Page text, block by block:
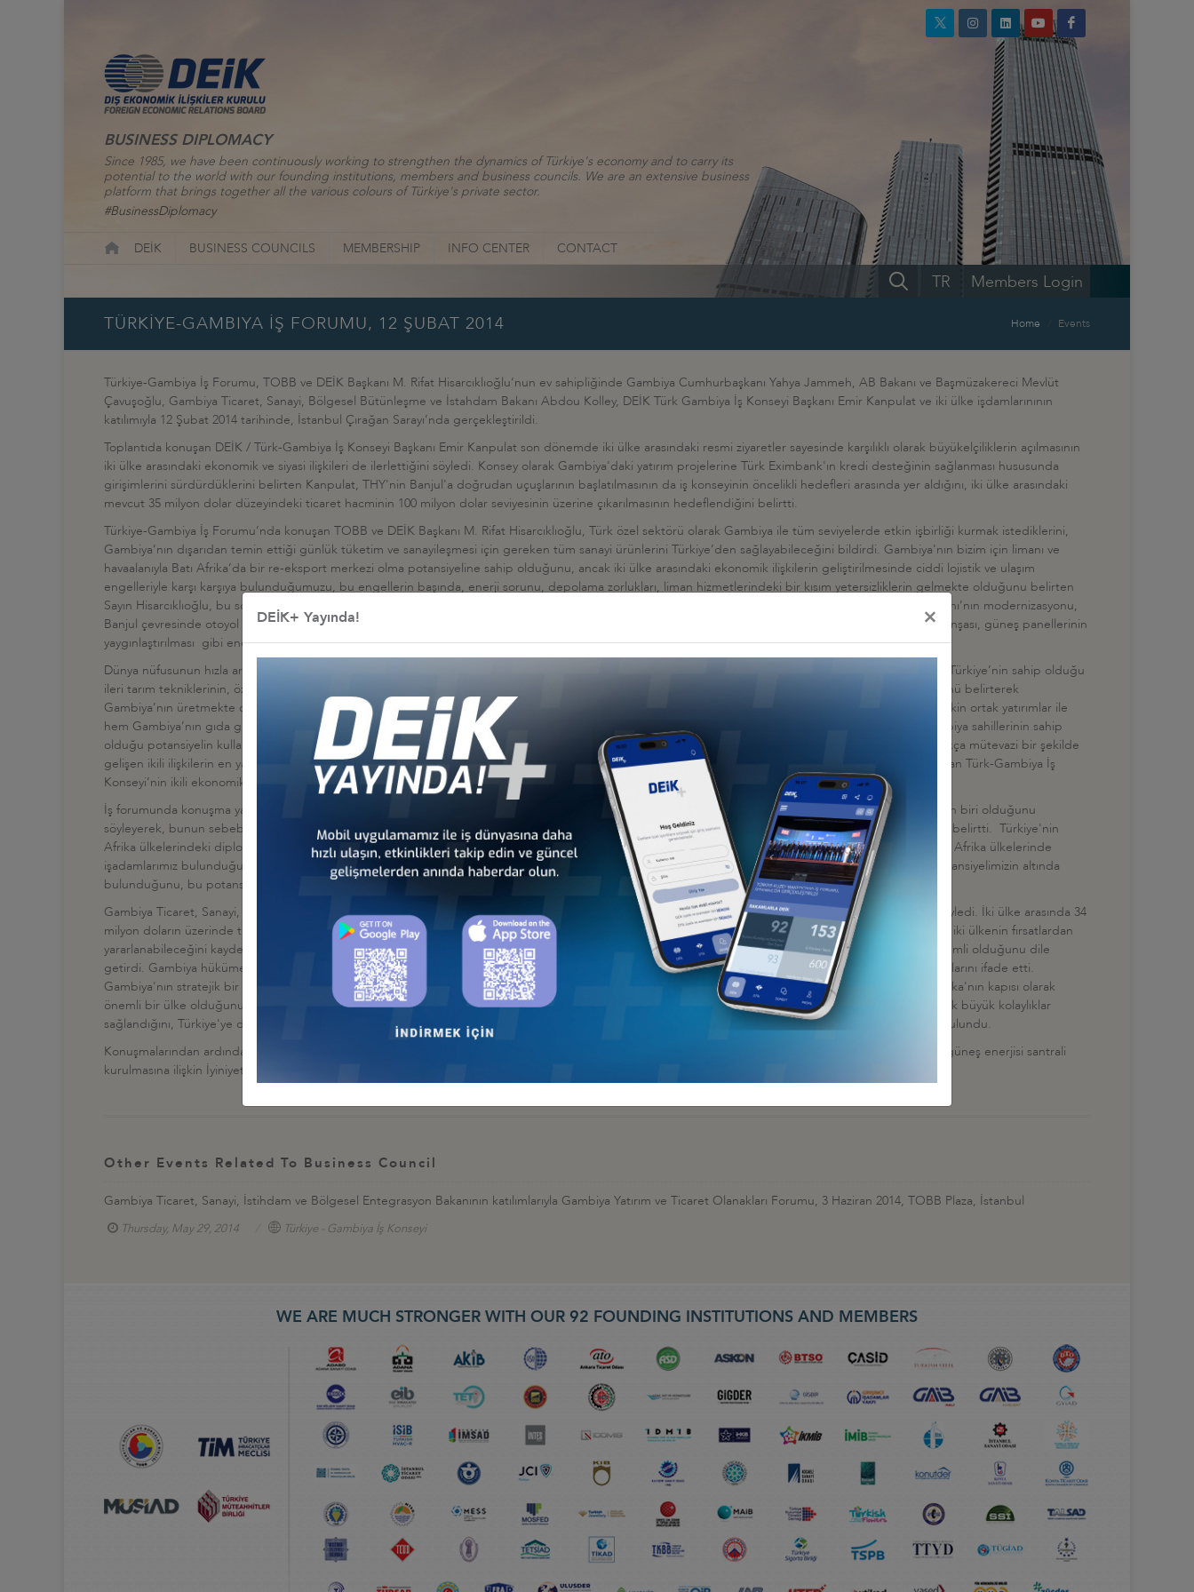
BUSINESS DIPLOMACY
Since 1985, we have been continuously working to strengthen the dynamics of Türkiye's economy and to carry its
potential to the world with our founding institutions, members and business councils. We are an extensive business
platform that brings together all the various colours of Türkiye's private sector.
#BusinessDiplomacy
DEİK BUSINESS COUNCILS MEMBERSHIP INFO CENTER CONTACT
Members Login
TR
TÜRKİYE-GAMBIYA İŞ FORUMU, 12 ŞUBAT 2014 Home Events
Türkiye-Gambiya İş Forumu, TOBB ve DEİK Başkanı M. Rifat Hisarcıklıoğlu’nun ev sahipliğinde Gambiya Cumhurbaşkanı Yahya Jammeh, AB Bakanı ve Başmüzakereci Mevlüt
Çavuşoğlu, Gambiya Ticaret, Sanayi, Bölgesel Bütünleşme ve İstahdam Bakanı Abdou Kolley, DEİK Türk Gambiya İş Konseyi Başkanı Emir Kanpulat ve iki ülke işdamlarınının
katılımıyla 12 Şubat 2014 tarihinde, İstanbul Çırağan Sarayı’nda gerçekleştirildi.
Toplantıda konuşan DEİK / Türk-Gambiya İş Konseyi Başkanı Emir Kanpulat son dönemde iki ülke arasındaki resmi ziyaretler sayesinde karşılıklı olarak büyükelçiliklerin açılmasının
iki ülke arasındaki ekonomik ve siyasi ilişkileri de ilerlettiğini söyledi. Konsey olarak Gambiya'daki yatırım projelerine Türk Eximbank'ın kredi desteğinin sağlanması hususunda
girişimlerini sürdürdüklerini belirten Kanpulat, THY'nin Banjul'a doğrudan uçuşlarının başlatılmasının da iş konseyinin öncelikli hedefleri arasında yer aldığını, iki ülke arasındaki
mevcut 35 milyon dolar düzeyindeki ticaret hacminin 100 milyon dolar seviyesinin üzerine çıkarılmasının hedeflendiğini belirtti.
Türkiye-Gambiya İş Forumu’nda konuşan TOBB ve DEİK Başkanı M. Rifat Hisarcıklıoğlu, Türk özel sektörü olarak Gambiya ile tüm seviyelerde etkin işbirliği kurmak istediklerini,
Gambiya’nın dışarıdan temin ettiği günlük tüketim ve sanayileşmesi için gereken tüm sanayi ürünlerini Türkiye’den sağlayabileceğini bildirdi.​ Gambiya'nın bizim için limanı ve
havaalanıyla Batı Afrika’da bir re-eksport merkezi olma potansiyeline sahip olduğunu, ancak iki ülke arasındaki ekonomik ilişkilerin geliştirilmesinde ciddi lojistik ve ulaşım
engelleriyle karşı karşıya bulunduğumuzu, bu engellerin başında, enerji sorunu, depolama zorlukları, liman hizmetlerindeki bir kısım yetersizliklerin gelmekte olduğunu belirten
Sayın Hisarcıklıoğlu, bu sorunların aşılması için, Banjul Uluslararası Havaalanı’nın modernizasyonu ve yeni bir havaalanı inşası, Banjul Uluslararası Deniz Limanı’nın modernizasyonu,
Banjul çevresinde otoyol inşası, Gambiya kıyı şeridi ile iç bölgeleri birbirine bağlayacak bir demiryolu inşası gibi ulaşım altyapısı projeleri ile termik santral inşası, güneş panellerinin
yaygınlaştırılması gibi enerji sektöründeki projeleri birlikte hayata geçirebileceğimizi ifade etti.
Dünya nüfusunun hızla artmasıyla tarım sektörü ve Afrika ülkelerinin tarımsal arazilerinin önem kazandığına işaret eden Sayın Hisarcıklıoğlu, bu bağlamda Türkiye’nin sahip olduğu
ileri tarım tekniklerinin, özellikle sulama teknolojilerinin Gambiya’da uygulanmasının Gambiya’nın gıda güvenliğine önemli katkı sağlayacağını düşündüğünü belirterek
Gambiya’nın üretmekte olduğu mango, domates, yer fıstığı gibi tarımsal ürünlerin dünya standartlarında temizlenmesi, işlenmesi ve ambalajlanmasına ilişkin ortak yatırımlar ile
hem Gambiya’nın gıda güvenliğine katkı sağlayabileceğimizi, hem de ülkelerimiz arasındaki ekonomik ilişkilerin gelişmesine destek olabileceğimizi; Gambiya sahillerinin sahip
olduğu potansiyelin kullanımı ve balık işleme tesislerinin geliştirilmesi ve artırılması konusunda ortak çalışmalar yapılabileceğini ifade etti. Halihazırda oldukça mütevazi bir şekilde
gelişen ikili ilişkilerin en yakın zamanda çok daha ileri boyutlara ulaşmasını dileyen Sayın Hisarcıklıoğlu, DEİK bünyesinde geçtiğimiz yıl faaliyetlerine başlayan Türk-Gambiya İş
Konseyi’nin ikili ekonomik ilişkilerin ileri seviyelere çıkması için çalışacağını bildirdi.
İş forumunda konuşma yapan AB Bakanı ve Başmüzakereci Sayın Mevlüt Çavuşoğlu, Türkiye'nin Çin ve Hindistan'la birlikte Afrika'nın 3 stratejik ortağından biri olduğunu
söyleyerek, bunun sebebinin öncelikle hükümetimizin Afrika açılımının son derece verimli geçmesi ve Afrika ülkeleriyle oluşturduğumuz bağlar olduğunu belirtti. Türkiye'nin
Afrika ülkelerindeki diplomatik temsilcilik sayısını 35'e çıkardığını ve THY'nin Afrika'nın birçok şehrine uçmaya başladığını hatırlatan Bakan Çavuşoğlu, tüm Afrika ülkelerinde
işadamlarımız bulunduğunu, atmamız gereken adımlar olduğunu, Gambiya ile 35 milyon dolarlık ticaret hacminin Türkiye'nin lehine olduğunu, bunun potansiyelimizin altında
bulunduğunu, bu potansiyeli nasıl geliştirebileceğimiz ve iki taraf arasında nasıl denge kurabileceğimizin çalışmalarını yapmamız gerektiğini ifade etti.
Gambiya Ticaret, Sanayi, Bölgesel Bütünleşme ve İstihdam Bakanı Abdou Kolley ise, Gambiya olarak Türkiye'yi dost ve kardeş ülke olarak gördüklerini söyledi. İki ülke arasında 34
milyon doların üzerinde ticaret hacmi olduğu bilgisini veren Kolley, yatırımların korunması ve çifte vergilendirme anlaşmalarının imzalanması sayesinde her iki ülkenin fırsatlardan
yararlanabileceğini kaydetti. İşbirliği forumlarını son derece önemsediklerini dile getiren Kolley, Gambiya'da yatırım için makroekonomik istikrarın çok önemli olduğunu dile
getirdi. Gambiya hükümetinin iş ve yatırım olanaklarının kolaylaştırılmasını sağladığını vurgulayan Kolley, Türkiye ile olan ticari ilişkilerinin artacağına inandıklarını ifade etti.
Gambiya'nın stratejik bir konuma sahip olduğunu anımsatan Kolley, ülkenin Amerika'ya ve Avrupa'ya yakın olduğunun altını çizdi. Kolley, Gambiya'nın Afrika'nın kapısı olarak
önemli bir ülke olduğunu belirterek zengin doğal kaynakları bulunduğunu, yağ ve maden konusunda da zengin bir ülke olduğunu, vergi açısından da çok büyük kolaylıklar
sağlandığını, Türkiye'ye de bu konuda destekler vermeye hazır olduklarını belirterek iş dünyasına bu büyük fırsatlardan yararlanmaları yönünde çağrıda bulundu.
Konuşmalarından ardından Erenport firması ile Gambiya Ticaret, Sanayi, Bölgesel Bütünleşme ve İstihdam Bakanlığı arasında Gambiya'da 30 megavatlık güneş enerjisi santrali
kurulmasına ilişkin İyiniyet Anlaşması imzalandı.
Other Events Related To Business Council
Gambiya Ticaret, Sanayi, İstihdam ve Bölgesel Entegrasyon Bakanının katılımlarıyla Gambiya Yatırım ve Ticaret Olanakları Forumu, 3 Haziran 2014, TOBB Plaza, İstanbul
Thursday, May 29, 2014 Türkiye - Gambiya İş Konseyi
WE ARE MUCH STRONGER WITH OUR 92 FOUNDING INSTITUTIONS AND MEMBERS
DEİK+ Yayında! ×